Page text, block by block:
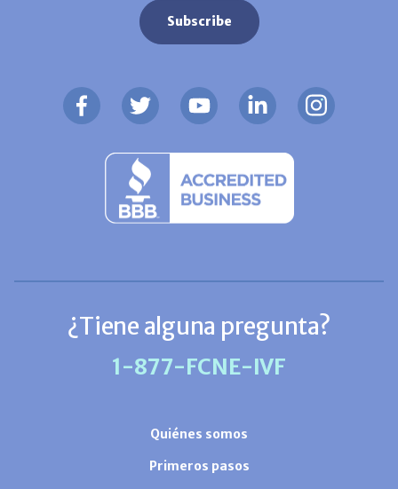
¿Tiene alguna pregunta?
1-877-FCNE-IVF
Quiénes somos
Primeros pasos